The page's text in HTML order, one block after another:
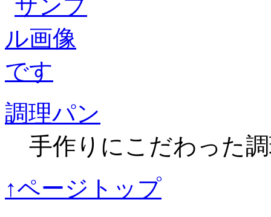
調理パン
手作りにこだわった
↑ページトップ